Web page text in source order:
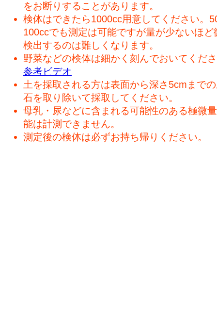
をお断りすることがあります。
検体はできたら1000cc用意してください。
100ccでも測定は可能ですが量が少ないほど
検出するのは難しくなります。
野菜などの検体は細かく刻んでおいてくだ
参考ビデオ
土を採取される方は表面から深さ5cmまで
石を取り除いて採取してください。
母乳・尿などに含まれる可能性のある極微
能は計測できません。
測定後の検体は必ずお持ち帰りください。